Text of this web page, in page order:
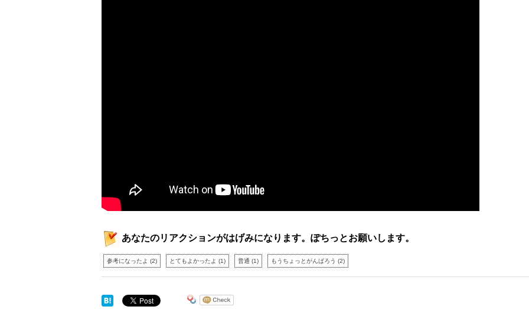
あなたのリアクションがはげみになります。ぽちっとお願いします。
参考になったよ (2) とてもよかったよ (1) 普通 (1) もうちょっとがんばろう (2)